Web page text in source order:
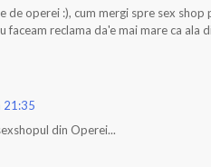
de operei :), cum mergi spre sex shop
faceam reclama da'e mai mare ca ala
21:35
din Operei...